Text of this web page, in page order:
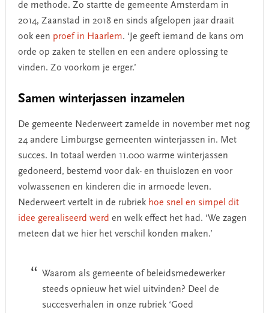
de methode. Zo startte de gemeente Amsterdam in
2014, Zaanstad in 2018 en sinds afgelopen jaar draait
ook een proef in Haarlem. ‘Je geeft iemand de kans om
orde op zaken te stellen en een andere oplossing te
vinden. Zo voorkom je erger.’
Samen winterjassen inzamelen
De gemeente Nederweert zamelde in november met nog
24 andere Limburgse gemeenten winterjassen in. Met
succes. In totaal werden 11.000 warme winterjassen
gedoneerd, bestemd voor dak- en thuislozen en voor
volwassenen en kinderen die in armoede leven.
Nederweert vertelt in de rubriek hoe snel en simpel dit
idee gerealiseerd werd en welk effect het had. ‘We zagen
meteen dat we hier het verschil konden maken.’
Waarom als gemeente of beleidsmedewerker
steeds opnieuw het wiel uitvinden? Deel de
succesverhalen in onze rubriek ‘Goed